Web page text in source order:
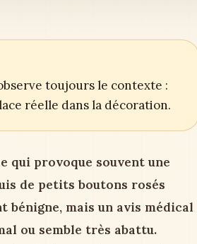
toujours le contexte :
réelle dans la décoration.
qui provoque souvent une
de petits boutons rosés
bénigne, mais un avis médical
ou semble très abattu.